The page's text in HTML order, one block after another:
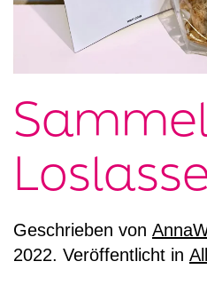
Geschrieben von
2022. Veröffentlicht in